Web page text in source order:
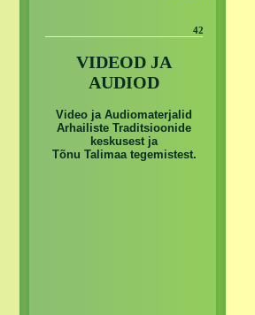
42
VIDEOD JA
AUDIOD
Video ja Audiomaterjalid
Arhailiste Traditsioonide
keskusest ja
Tõnu Talimaa tegemistest.